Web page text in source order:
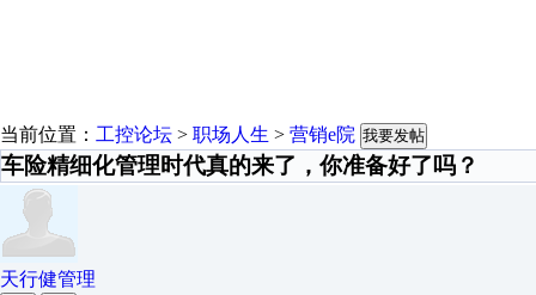
当前位置： 工控论坛 > 职场人生 > 营销e院 我要发帖
车险精细化管理时代真的来了，你准备好了吗？
天行健管理